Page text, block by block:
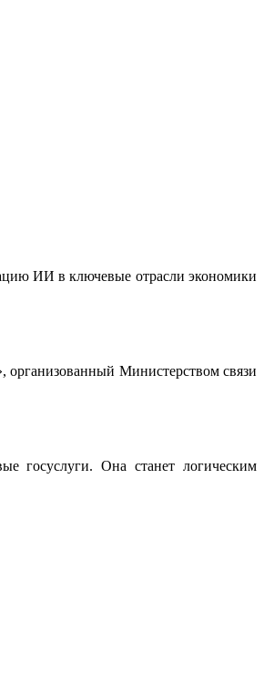
ИИ в ключевые отрасли экономики
организованный Министерством связи
госуслуги. Она станет логическим